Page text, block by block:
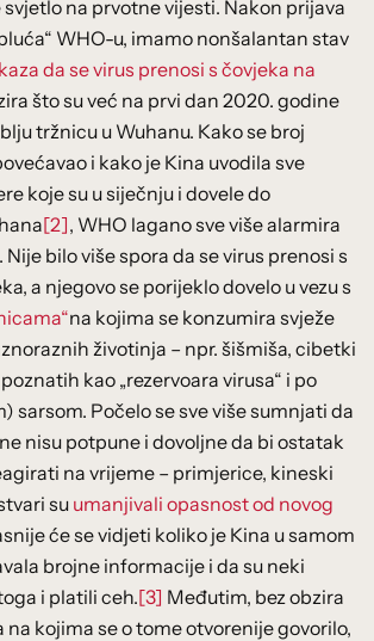
na prvotne vijesti. Nakon prijava
WHO-u, imamo nonšalantan stav
da se virus prenosi s čovjeka na
što su već na prvi dan 2020. godine
tržnicu u Wuhanu. Kako se broj
i kako je Kina uvodila sve
koje su u siječnju i dovele do
[2], WHO lagano sve više alarmira
bilo više spora da se virus prenosi s
a njegovo se porijeklo dovelo u vezu s
na kojima se konzumira svježe
životinja – npr. šišmiša, cibetki
kao „rezervoara virusa“ i po
sarsom. Počelo se sve više sumnjati da
nisu potpune i dovoljne da bi ostatak
na vrijeme – primjerice, kineski
su umanjivali opasnost od novog
će se vidjeti koliko je Kina u samom
brojne informacije i da su neki
i platili ceh.[3] Međutim, bez obzira
na kojima se o tome otvorenije govorilo,